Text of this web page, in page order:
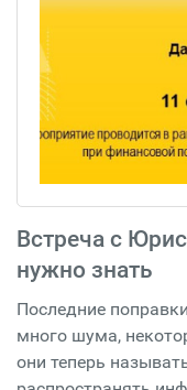
Встреча с
нужно знать
Последние
много шума,
они теперь